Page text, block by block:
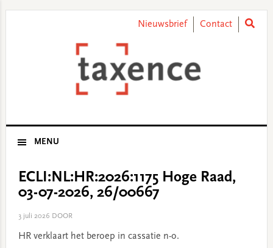
Nieuwsbrief Contact
MENU
ECLI:NL:HR:2026:1175 Hoge Raad,
03-07-2026, 26/00667
3 juli 2026 DOOR
HR verklaart het beroep in cassatie n-o.